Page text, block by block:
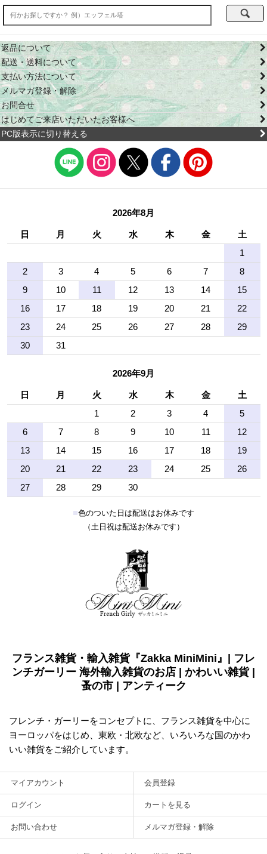
返品について
配送・送料について
支払い方法について
メルマガ登録・解除
お問合せ
はじめてご来店いただいたお客様へ
PC版表示に切り替える
2026年8月
日 月 火 水 木 金
土
1
2
3 4 5 6 7
8
9
10 11 12 13 14
15
16
17 18 19 20 21
22
23
24 25 26 27 28
29
30
31
2026年9月
日 月 火 水 木 金
土
1
2 3 4
5
6
7 8 9 10 11
12
13
14 15 16 17 18
19
20
21 22 23 24 25
26
27
28 29 30
■色のついた日は配送はお休みです
（土日祝は配送お休みです）
フランス雑貨・輸入雑貨『Zakka MiniMini』| フレ
ンチガーリー 海外輸入雑貨のお店 | かわいい雑貨 |
蚤の市 | アンティーク
フレンチ・ガーリーをコンセプトに、フランス雑貨を中心に
ヨーロッパをはじめ、東欧・北欧など、いろいろな国のかわ
いい雑貨をご紹介しています。
マイアカウント 会員登録
ログイン カートを見る
お問い合わせ メルマガ登録・解除